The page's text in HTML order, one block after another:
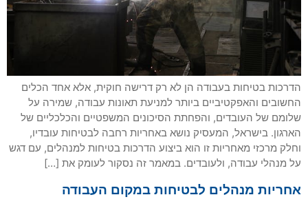
הדרכות בטיחות בעבודה הן לא רק דרישה חוקית, אלא אחד הכלים
החשובים והאפקטיביים ביותר למניעת תאונות עבודה, שמירה על
שלומם של העובדים, והפחתת הסיכונים המשפטיים והכלכליים של
הארגון. בישראל, המעסיק נושא באחריות רחבה לבטיחות עובדיו,
וחלק מרכזי מאחריות זו הוא ביצוע הדרכות בטיחות למנהלים, עם דגש
על מנהלי עבודה, ולעובדים. במאמר זה נסקור לעומק את […]
אחריות מנהלים לבטיחות במקום העבודה